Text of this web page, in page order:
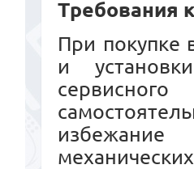
Требования
При покупке
и